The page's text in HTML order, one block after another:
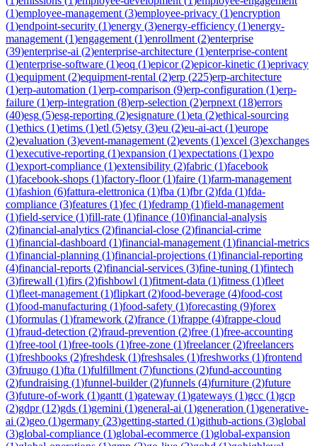
(1)employee-management (3)employee-privacy (1)encryption
(1)endpoint-security (1)energy (3)energy-efficiency (1)energy-
management (1)engagement (1)enrollment (2)enterprise
(39)enterprise-ai (2)enterprise-architecture (1)enterprise-content
(1)enterprise-software (1)eoq (1)epicor(2)epicor-kinetic (1)eprivacy
(1)equipment (2)equipment-rental (2)erp (225)erp-architecture
(1)erp-automation (1)erp-comparison (9)erp-configuration (1)erp-
failure (1)erp-integration (8)erp-selection (2)erpnext (18)errors
(40)esg (5)esg-reporting (2)esignature (1)eta (2)ethical-sourcing
(1)ethics (1)etims (1)etl (5)etsy (3)eu (2)eu-ai-act (1)europe
(2)evaluation (3)event-management (2)events (1)excel (3)exchanges
(1)executive-reporting (1)expansion (1)expectations (1)expo
(1)export-compliance (1)extensibility (2)fabric (1)facebook
(1)facebook-shops (1)factory-floor(1)faire (1)farm-management
(1)fashion (6)fattura-elettronica (1)fba (1)fbr(2)fda (1)fda-
compliance (3)features (1)fec (1)fedramp (1)field-management
(1)field-service (1)fill-rate (1)finance (10)financial-analysis
(2)financial-analytics (2)financial-close (2)financial-crime
(1)financial-dashboard (1)financial-management (1)financial-metrics
(1)financial-planning (1)financial-projections (1)financial-reporting
(4)financial-reports (2)financial-services (3)fine-tuning (1)fintech
(3)firewall (1)firs (2)fishbowl (1)fitment-data (1)fitness (1)fleet
(1)fleet-management (1)flipkart (2)food-beverage (4)food-cost
(1)food-manufacturing (1)food-safety (1)forecasting (9)forex
(1)formulas (1)framework (2)france (1)frappe (4)frappe-cloud
(1)fraud-detection (2)fraud-prevention (2)free (1)free-accounting
(1)free-tool (1)free-tools (1)free-zone (1)freelancer(2)freelancers
(1)freshbooks (2)freshdesk (1)freshsales (1)freshworks (1)frontend
(3)fruugo (1)fta (1)fulfillment (7)functions (2)fund-accounting
(2)fundraising (1)funnel-builder(2)funnels (4)furniture (2)future
(3)future-of-work (1)gantt (1)gateway (1)gateways (1)gcc (1)gcp
(2)gdpr(12)gds (1)gemini (1)general-ai (1)generation (1)generative-
ai (2)geo (1)germany (23)getting-started (1)github-actions (3)global
(3)global-compliance (1)global-ecommerce (1)global-expansion